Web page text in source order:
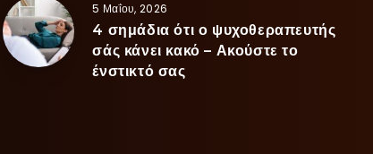
5 Μαΐου, 2026
4 σημάδια ότι ο ψυχοθεραπευτής
σάς κάνει κακό – Ακούστε το
ένστικτό σας